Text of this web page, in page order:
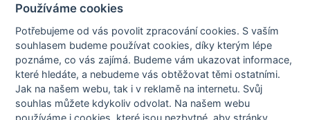
Členové STOBklubu
Zásady nakládání s osobními údaji
Otestujte se
Spočítejte si
Výzva 52
Používáme cookies
Potřebujeme od vás povolit zpracování cookies. S vaším
souhlasem budeme používat cookies, díky kterým lépe
poznáme,co vás zajímá. Budeme vám ukazovat informace,
které hledáte, a nebudeme vás obtěžovat těmi ostatními.
Jak na našem webu, tak i v reklamě na internetu. Svůj
souhlas můžete kdykoliv odvolat. Na našem webu
používáme i cookies, které jsou nezbytné , aby stránky